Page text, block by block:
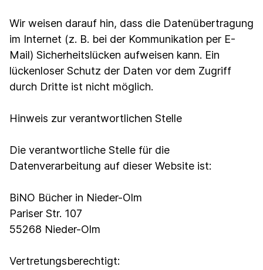
Wir weisen darauf hin, dass die Datenübertragung
im Internet (z. B. bei der Kommunikation per E-
Mail) Sicherheitslücken aufweisen kann. Ein
lückenloser Schutz der Daten vor dem Zugriff
durch Dritte ist nicht möglich.
Hinweis zur verantwortlichen Stelle
Die verantwortliche Stelle für die
Datenverarbeitung auf dieser Website ist:
BiNO Bücher in Nieder-Olm
Pariser Str. 107
55268 Nieder-Olm
Vertretungsberechtigt: